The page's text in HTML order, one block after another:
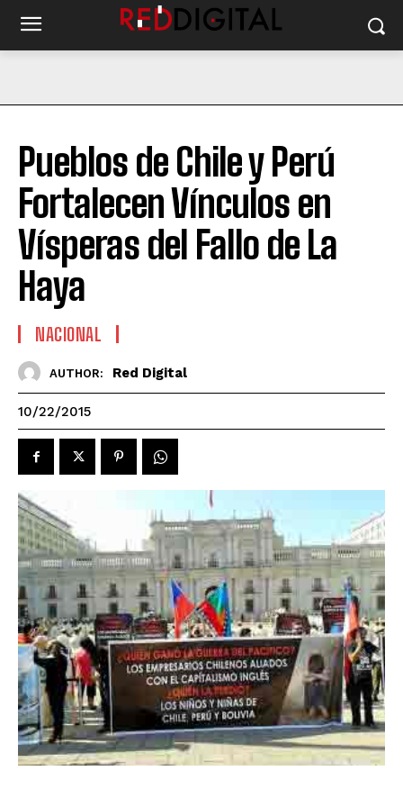
Pueblos de Chile y Perú
Fortalecen Vínculos en
Vísperas del Fallo de La
Haya
NACIONAL
AUTHOR: Red Digital
10/22/2015